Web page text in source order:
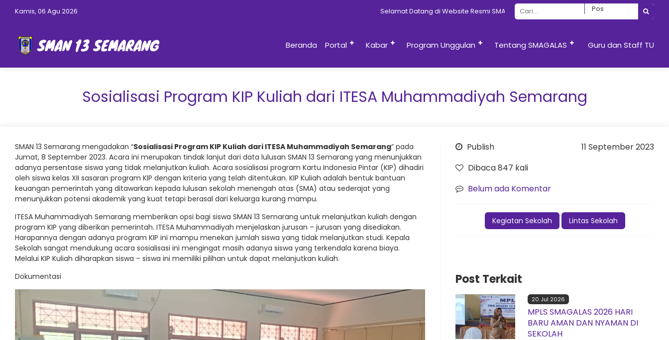
Kamis, 06 Agu 2026 Selamat Datang di Website Resmi SMAN 13 Semarang
Beranda Portal Kabar Program Unggulan Tentang SMAGALAS Guru dan Staff TU
Sosialisasi Program KIP Kuliah dari ITESA Muhammadiyah Semarang
SMAN 13 Semarang mengadakan “Sosialisasi Program KIP Kuliah dari ITESA Muhammadiyah Semarang” pada
Jumat, 8 September 2023. Acara ini merupakan tindak lanjut dari data lulusan SMAN 13 Semarang yang menunjukkan
adanya persentase siswa yang tidak melanjutkan kuliah. Acara sosialisasi program Kartu Indonesia Pintar (KIP) dihadiri
oleh siswa kelas XII sasaran program KIP dengan kriteria yang telah ditentukan. KIP Kuliah adalah bentuk bantuan
keuangan pemerintah yang ditawarkan kepada lulusan sekolah menengah atas (SMA) atau sederajat yang
menunjukkan potensi akademik yang kuat tetapi berasal dari keluarga kurang mampu.
ITESA Muhammadiyah Semarang memberikan opsi bagi siswa SMAN 13 Semarang untuk melanjutkan kuliah dengan
program KIP yang diberikan pemerintah. ITESA Muhammadiyah menjelaskan jurusan – jurusan yang disediakan.
Harapannya dengan adanya program KIP ini mampu menekan jumlah siswa yang tidak melanjutkan studi. Kepala
Sekolah sangat mendukung acara sosialisasi ini mengingat masih adanya siswa yang terkendala karena biaya.
Melalui KIP Kuliah diharapkan siswa – siswa ini memiliki pilihan untuk dapat melanjutkan kuliah.
Dokumentasi
Publish
11 September 2023
Dibaca 847 kali
Belum ada Komentar
Kegiatan Sekolah Lintas Sekolah
Post Terkait
20 Jul 2026
MPLS SMAGALAS 2026 HARI
BARU AMAN DAN NYAMAN DI
SEKOLAH